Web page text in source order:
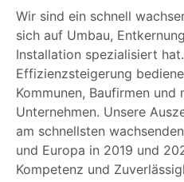
Wir sind ein schnell
sich auf Umbau,
Installation spezialisiert
Effizienzsteigerung
Kommunen, Baufirmen
Unternehmen. Unsere
am schnellsten
und Europa in 2019 und
Kompetenz und